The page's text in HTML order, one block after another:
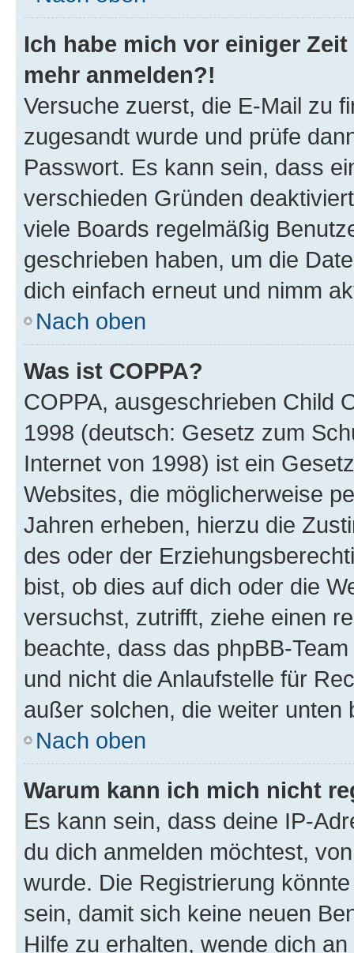
Ich habe mich vor einiger
mehr anmelden?!
Versuche zuerst, die E-Mail zu
zugesandt wurde und prüfe
Passwort. Es kann sein, dass
verschieden Gründen
viele Boards regelmäßig
geschrieben haben, um die
dich einfach erneut und nimm
Nach oben
Was ist COPPA?
COPPA, ausgeschrieben Child
1998 (deutsch: Gesetz zum
Internet von 1998) ist ein
Websites, die möglicherweise
Jahren erheben, hierzu die
des oder der
bist, ob dies auf dich oder die
versuchst, zutrifft, ziehe einen
beachte, dass das phpBB-
und nicht die Anlaufstelle für
außer solchen, die weiter unten
Nach oben
Warum kann ich mich nicht
Es kann sein, dass deine IP-
du dich anmelden möchtest,
wurde. Die Registrierung
sein, damit sich keine neuen
Hilfe zu erhalten, wende dich